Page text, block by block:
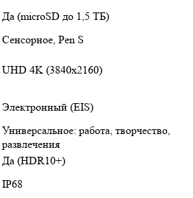
Да (microSD до 1,5 ТБ)
Сенсорное, Pen S
UHD 4K (3840x2160)
Электронный (EIS)
Универсальное: работа, творчество,
развлечения
Да (HDR10+)
IP68